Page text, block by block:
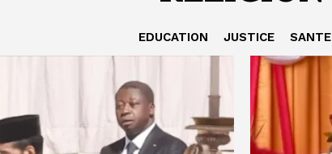
EDUCATION JUSTICE SANTE